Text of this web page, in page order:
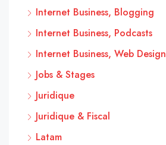
Internet Business, Blogging
Internet Business, Podcasts
Internet Business, Web Design
Jobs & Stages
Juridique
Juridique & Fiscal
Latam